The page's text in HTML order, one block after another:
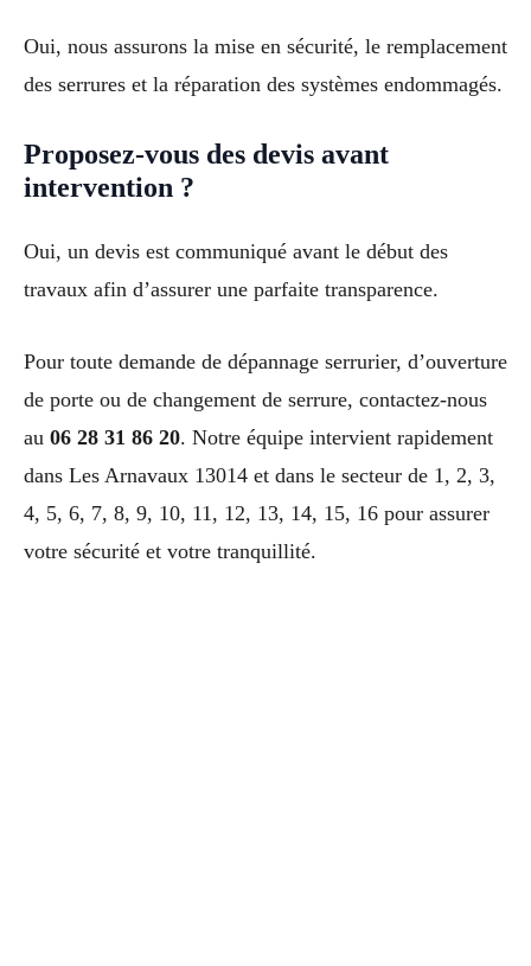
Oui, nous assurons la mise en sécurité, le remplacement
des serrures et la réparation des systèmes endommagés.
Proposez-vous des devis avant
intervention ?
Oui, un devis est communiqué avant le début des
travaux afin d’assurer une parfaite transparence.
Pour toute demande de dépannage serrurier, d’ouverture
de porte ou de changement de serrure, contactez-nous
au 06 28 31 86 20. Notre équipe intervient rapidement
dans Les Arnavaux 13014 et dans le secteur de 1, 2, 3,
4, 5, 6, 7, 8, 9, 10, 11, 12, 13, 14, 15, 16 pour assurer
votre sécurité et votre tranquillité.